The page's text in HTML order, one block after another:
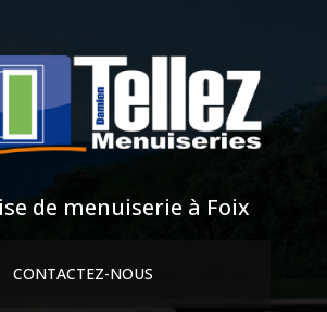
de menuiserie à Foix
CONTACTEZ-NOUS